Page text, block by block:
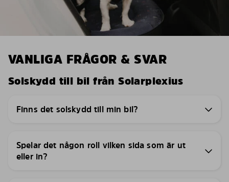
VANLIGA FRÅGOR & SVAR
Solskydd till bil från Solarplexius
Finns det solskydd till min bil?
Spelar det någon roll vilken sida som är ut
eller in?